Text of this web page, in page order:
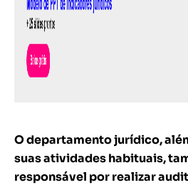
O departamento jurídico,
suas atividades habituais,
responsável por realizar